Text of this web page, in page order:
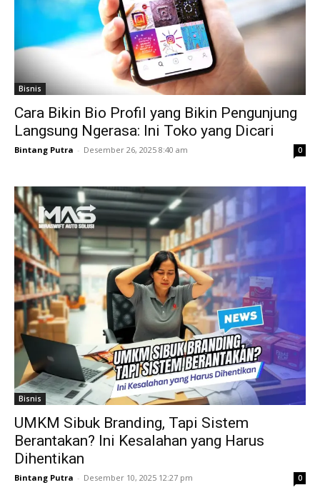
Bisnis
Cara Bikin Bio Profil yang Bikin Pengunjung
Langsung Ngerasa: Ini Toko yang Dicari
Bintang Putra - Desember 26, 2025 8:40 am 0
Bisnis
UMKM Sibuk Branding, Tapi Sistem
Berantakan? Ini Kesalahan yang Harus
Dihentikan
Bintang Putra - Desember 10, 2025 12:27 pm 0